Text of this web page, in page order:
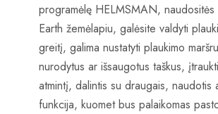
programėlę HELMSMAN,
Earth žemėlapiu, galėsite valdyti
greitį, galima nustatyti plaukimo
nurodytus ar išsaugotus taškus,
atmintį, dalintis su draugais, naudotis
funkcija, kuomet bus palaikomas